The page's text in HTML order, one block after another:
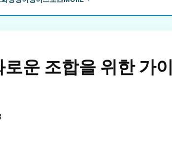
운 조합을 위한 가이